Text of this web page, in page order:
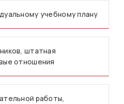
учебному плану
штатная
отношения
работы,